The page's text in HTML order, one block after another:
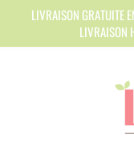
LIVRAISON GRATUITE
LIVRAISON
Panneau de gestion des